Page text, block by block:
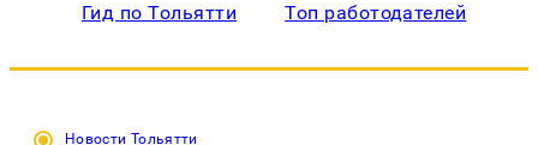
Гид по Тольятти Топ работодателей
Новости Тольятти